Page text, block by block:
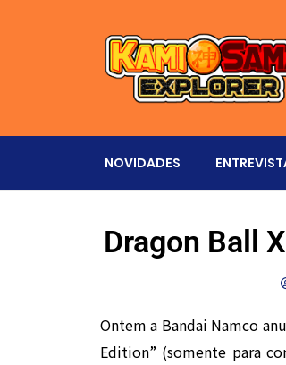
NOVIDADES
Dragon Ball
Ontem a Bandai Namco
Edition” (somente para